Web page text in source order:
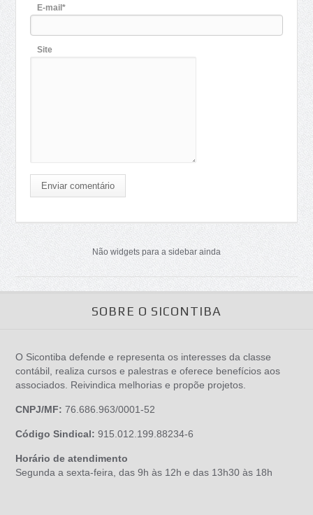
E-mail*
Site
Enviar comentário
Não widgets para a sidebar ainda
SOBRE O SICONTIBA
O Sicontiba defende e representa os interesses da classe
contábil, realiza cursos e palestras e oferece benefícios aos
associados. Reivindica melhorias e propõe projetos.
CNPJ/MF: 76.686.963/0001-52
Código Sindical: 915.012.199.88234-6
Horário de atendimento
Segunda a sexta-feira, das 9h às 12h e das 13h30 às 18h